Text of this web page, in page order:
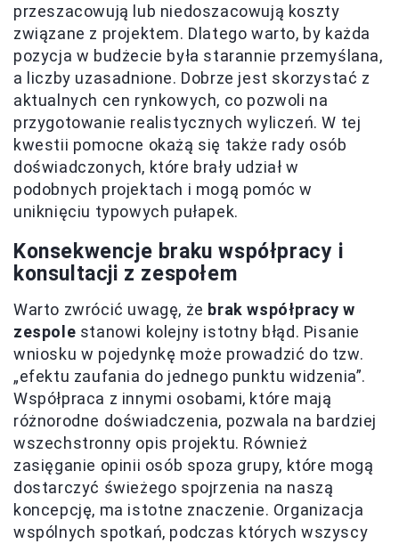
przeszacowują lub niedoszacowują koszty
związane z projektem. Dlatego warto, by każda
pozycja w budżecie była starannie przemyślana,
a liczby uzasadnione. Dobrze jest skorzystać z
aktualnych cen rynkowych, co pozwoli na
przygotowanie realistycznych wyliczeń. W tej
kwestii pomocne okażą się także rady osób
doświadczonych, które brały udział w
podobnych projektach i mogą pomóc w
uniknięciu typowych pułapek.
Konsekwencje braku współpracy i
konsultacji z zespołem
Warto zwrócić uwagę, że brak współpracy w
zespole stanowi kolejny istotny błąd. Pisanie
wniosku w pojedynkę może prowadzić do tzw.
„efektu zaufania do jednego punktu widzenia”.
Współpraca z innymi osobami, które mają
różnorodne doświadczenia, pozwala na bardziej
wszechstronny opis projektu. Również
zasięganie opinii osób spoza grupy, które mogą
dostarczyć świeżego spojrzenia na naszą
koncepcję, ma istotne znaczenie. Organizacja
wspólnych spotkań, podczas których wszyscy